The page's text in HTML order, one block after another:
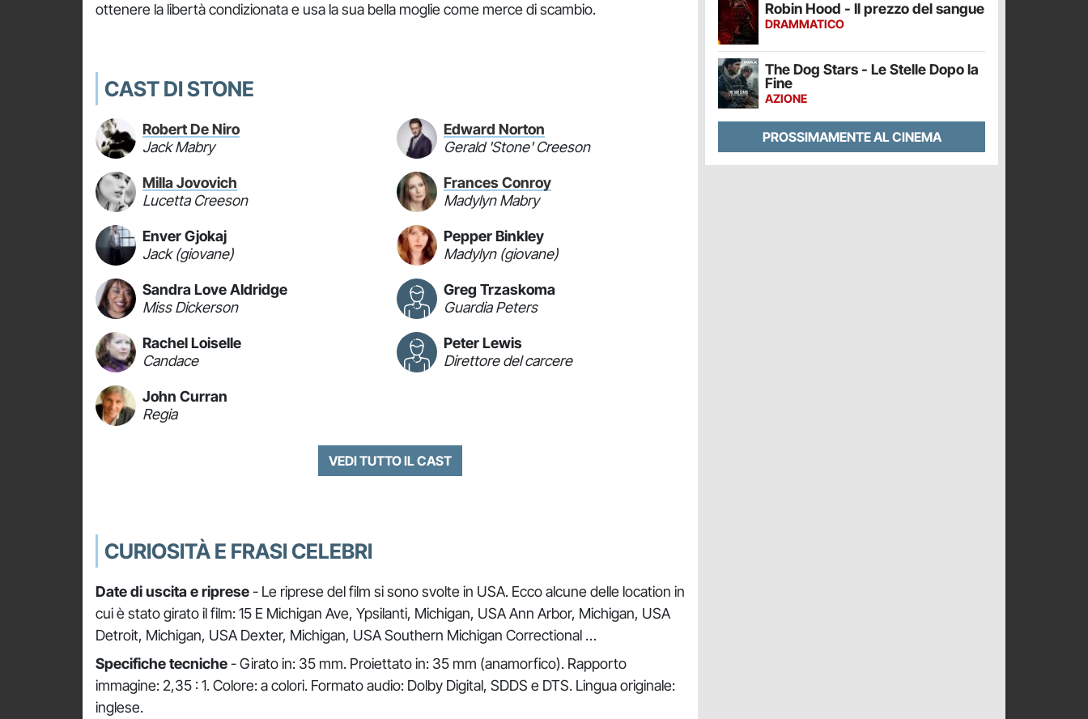
ottenere la libertà condizionata e usa la sua bella moglie come merce di scambio.
CAST DI STONE
Robert De Niro
Jack Mabry
Edward Norton
Gerald 'Stone' Creeson
Milla Jovovich
Lucetta Creeson
Frances Conroy
Madylyn Mabry
Enver Gjokaj
Jack (giovane)
Pepper Binkley
Madylyn (giovane)
Sandra Love Aldridge
Miss Dickerson
Greg Trzaskoma
Guardia Peters
Rachel Loiselle
Candace
Peter Lewis
Direttore del carcere
John Curran
Regia
VEDI TUTTO IL CAST
CURIOSITÀ E FRASI CELEBRI
Date di uscita e riprese- Le riprese del film si sono svolte in USA. Ecco alcune delle location in
cui è stato girato il film: 15 E Michigan Ave, Ypsilanti, Michigan, USA Ann Arbor, Michigan, USA
Detroit, Michigan, USA Dexter, Michigan, USA Southern Michigan Correctional …
Specifiche tecniche- Girato in: 35 mm. Proiettato in: 35 mm (anamorfico). Rapporto
immagine: 2,35 : 1. Colore: a colori. Formato audio: Dolby Digital, SDDS e DTS. Lingua originale:
inglese.
Robin Hood - Il prezzo del sangue
DRAMMATICO
The Dog Stars - Le Stelle Dopo la
Fine
AZIONE
PROSSIMAMENTE AL CINEMA